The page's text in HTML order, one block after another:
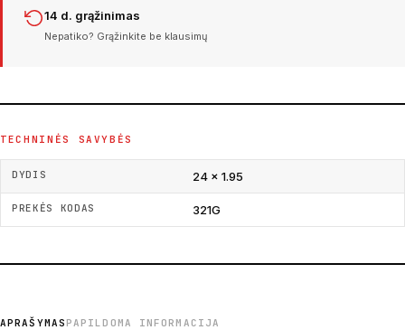
14 d. grąžinimas
Nepatiko? Grąžinkite be klausimų
TECHNINĖS SAVYBĖS
DYDIS 24 × 1.95
PREKĖS KODAS 321G
APRAŠYMAS PAPILDOMA INFORMACIJA